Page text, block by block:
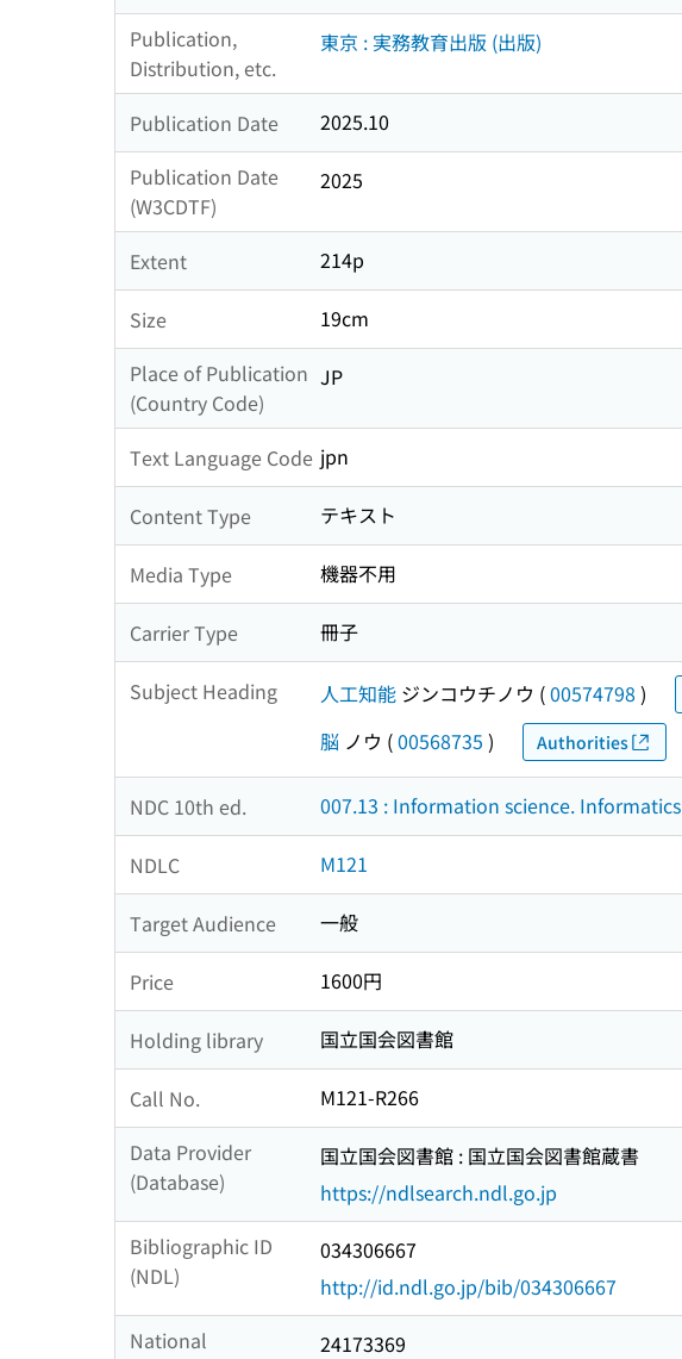
Publication,
Distribution, etc.
東京 : 実務教育出版 (出版)
Publication Date
2025.10
Publication Date
(W3CDTF)
2025
Extent 214p
Size
19cm
Place of Publication
(Country Code)
JP
Text Language Code jpn
Content Type テキスト
Media Type 機器不用
Carrier Type 冊子
Subject Heading 人工知能 ジンコウチノウ (00574798 )
脳 ノウ (00568735 ) Authorities
NDC 10th ed. 007.13 : Information science. Informatics
NDLC M121
Target Audience 一般
Price 1600円
Holding library 国立国会図書館
Call No.
M121-R266
Data Provider
(Database)
国立国会図書館 : 国立国会図書館蔵書
https://ndlsearch.ndl.go.jp
Bibliographic ID
(NDL)
034306667
http://id.ndl.go.jp/bib/034306667
National
24173369